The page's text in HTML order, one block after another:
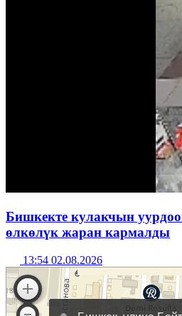
Бишкекте кулакчын
өлкөлүк жаран кармалды
13:54 02.08.2026